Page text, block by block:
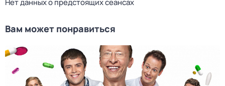
Нет данных о предстоящих сеансах
Вам может понравиться